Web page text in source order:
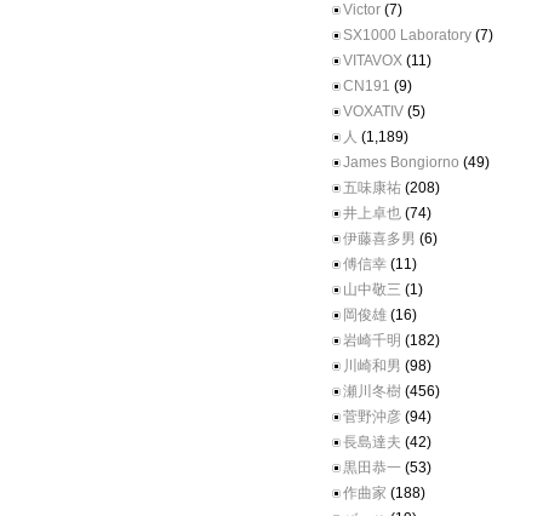
Victor (7)
SX1000 Laboratory (7)
VITAVOX (11)
CN191 (9)
VOXATIV (5)
人 (1,189)
James Bongiorno (49)
五味康祐 (208)
井上卓也 (74)
伊藤喜多男 (6)
傅信幸 (11)
山中敬三 (1)
岡俊雄 (16)
岩崎千明 (182)
川崎和男 (98)
瀬川冬樹 (456)
菅野沖彦 (94)
長島達夫 (42)
黒田恭一 (53)
作曲家 (188)